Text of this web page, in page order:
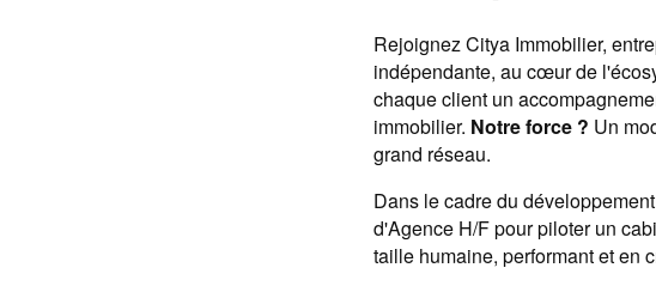
Rejoignez Citya Immobilier,
indépendante, au cœur de
chaque client un
immobilier. Notre force ? Un
grand réseau.
Dans le cadre du
d'Agence H/F pour piloter un
taille humaine, performant et en